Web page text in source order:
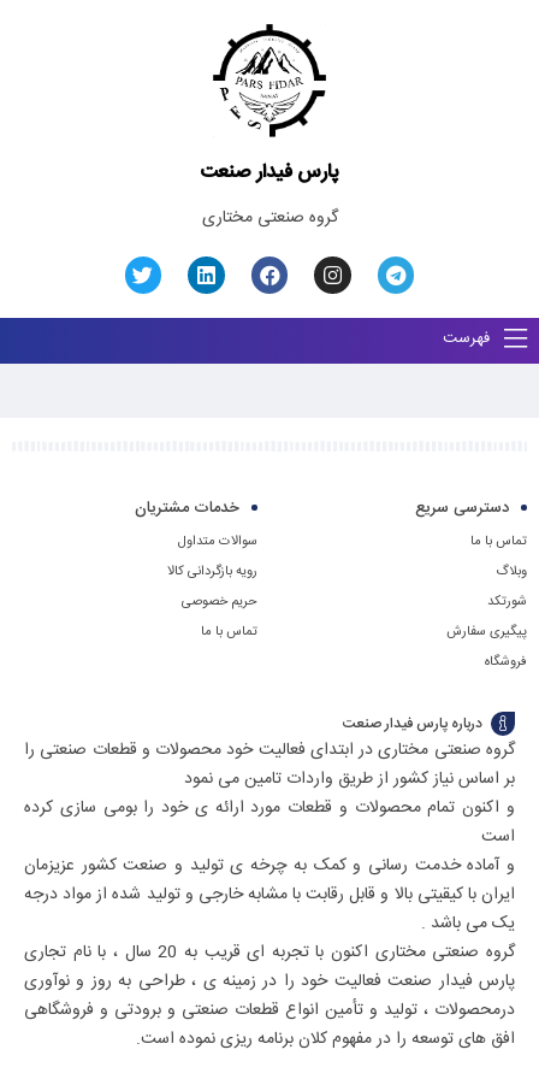
پارس فیدار صنعت
گروه صنعتی مختاری
فهرست
دسترسی سریع
تماس با ما
وبلاگ
شورتکد
پیگیری سفارش
فروشگاه
خدمات مشتریان
سوالات متداول
رویه بازگردانی کالا
حریم خصوصی
تماس با ما
درباره پارس فیدار صنعت
گروه صنعتی مختاری در ابتدای فعالیت خود محصولات و قطعات صنعتی را
بر اساس نیاز کشور از طریق واردات تامین می نمود
و اکنون تمام محصولات و قطعات مورد ارائه ی خود را بومی سازی کرده
است
و آماده خدمت رسانی و کمک به چرخه ی تولید و صنعت کشور عزیزمان
ایران با کیقیتی بالا و قابل رقابت با مشابه خارجی و تولید شده از مواد درجه
یک می باشد .
گروه صنعتی مختاری اکنون با تجربه ای قریب به 20 سال ، با نام تجاری
پارس فیدار صنعت فعالیت خود را در زمینه ی ، طراحی به روز و نوآوری
درمحصولات ، تولید و تأمین انواع قطعات صنعتی و برودتی و فروشگاهی
افق های توسعه را در مفهوم کلان برنامه ریزی نموده است.